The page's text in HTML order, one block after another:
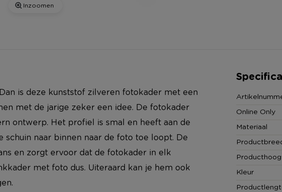
Inzoomen
is deze kunststof zilveren fotokader met een
met de jarige zeker een idee. De fotokader
ontwerp. Het profiel is smal en heeft aan de
naar binnen naar de foto toe loopt. De
en zorgt ervoor dat de fotokader in elk
met foto dus. Uiteraard kan je hem ook
Online Only
Materiaal
Kleur